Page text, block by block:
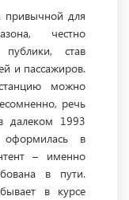
привычной для
честно
став
и пассажиров.
можно
речь
далеком 1993
оформилась в
– именно
в пути.
в курсе